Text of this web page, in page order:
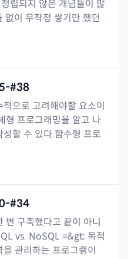
립되지 않은 개념들이 많
없이 무작정 쌓기만 했던
#38
으로 고려해야할 요소이
형 프로그래밍을 알고 나
할 수 있다.함수형 프로
#34
번 구축했다고 끝이 아니
vs. NoSQL =&gt; 목적
관리하는 프로그램이